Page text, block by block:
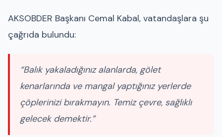
AKSOBDER Başkanı Cemal Kabal, vatandaşlara şu
çağrıda bulundu:
“Balık yakaladığınız alanlarda, gölet
kenarlarında ve mangal yaptığınız yerlerde
çöplerinizi bırakmayın. Temiz çevre, sağlıklı
gelecek demektir.”